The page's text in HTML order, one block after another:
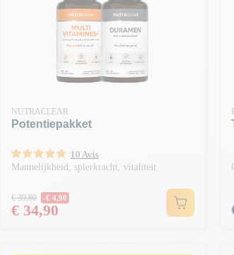
NUTRACLEAR
Potentiepakket
10 Avis
Mannelijkheid, spierkracht, vitaliteit
Normale prijs
€ 39,80 -€ 4,90
Prijs
€ 34,90